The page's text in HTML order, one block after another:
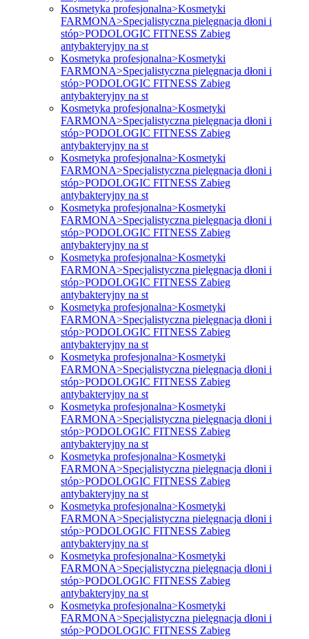
Kosmetyka profesjonalna>Kosmetyki
FARMONA>Specjalistyczna pielęgnacja dłoni i
stóp>PODOLOGIC FITNESS Zabieg
antybakteryjny na st
Kosmetyka profesjonalna>Kosmetyki
FARMONA>Specjalistyczna pielęgnacja dłoni i
stóp>PODOLOGIC FITNESS Zabieg
antybakteryjny na st
Kosmetyka profesjonalna>Kosmetyki
FARMONA>Specjalistyczna pielęgnacja dłoni i
stóp>PODOLOGIC FITNESS Zabieg
antybakteryjny na st
Kosmetyka profesjonalna>Kosmetyki
FARMONA>Specjalistyczna pielęgnacja dłoni i
stóp>PODOLOGIC FITNESS Zabieg
antybakteryjny na st
Kosmetyka profesjonalna>Kosmetyki
FARMONA>Specjalistyczna pielęgnacja dłoni i
stóp>PODOLOGIC FITNESS Zabieg
antybakteryjny na st
Kosmetyka profesjonalna>Kosmetyki
FARMONA>Specjalistyczna pielęgnacja dłoni i
stóp>PODOLOGIC FITNESS Zabieg
antybakteryjny na st
Kosmetyka profesjonalna>Kosmetyki
FARMONA>Specjalistyczna pielęgnacja dłoni i
stóp>PODOLOGIC FITNESS Zabieg
antybakteryjny na st
Kosmetyka profesjonalna>Kosmetyki
FARMONA>Specjalistyczna pielęgnacja dłoni i
stóp>PODOLOGIC FITNESS Zabieg
antybakteryjny na st
Kosmetyka profesjonalna>Kosmetyki
FARMONA>Specjalistyczna pielęgnacja dłoni i
stóp>PODOLOGIC FITNESS Zabieg
antybakteryjny na st
Kosmetyka profesjonalna>Kosmetyki
FARMONA>Specjalistyczna pielęgnacja dłoni i
stóp>PODOLOGIC FITNESS Zabieg
antybakteryjny na st
Kosmetyka profesjonalna>Kosmetyki
FARMONA>Specjalistyczna pielęgnacja dłoni i
stóp>PODOLOGIC FITNESS Zabieg
antybakteryjny na st
Kosmetyka profesjonalna>Kosmetyki
FARMONA>Specjalistyczna pielęgnacja dłoni i
stóp>PODOLOGIC FITNESS Zabieg
antybakteryjny na st
Kosmetyka profesjonalna>Kosmetyki
FARMONA>Specjalistyczna pielęgnacja dłoni i
stóp>PODOLOGIC FITNESS Zabieg